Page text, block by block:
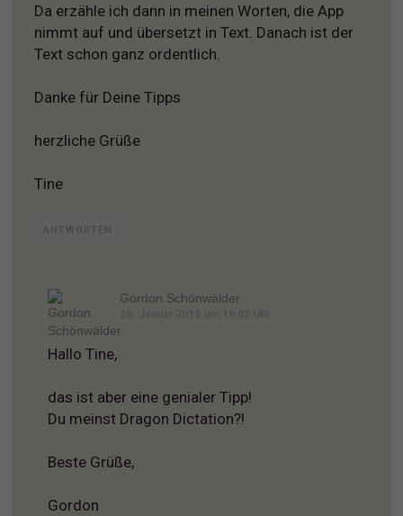
Da erzähle ich dann in meinen Worten, die App
nimmt auf und übersetzt in Text. Danach ist der
Text schon ganz ordentlich.
Danke für Deine Tipps
herzliche Grüße
Tine
ANTWORTEN
Gordon Schönwälder
Hallo Tine,
das ist aber eine genialer Tipp!
Du meinst Dragon Dictation?!
Beste Grüße,
Gordon